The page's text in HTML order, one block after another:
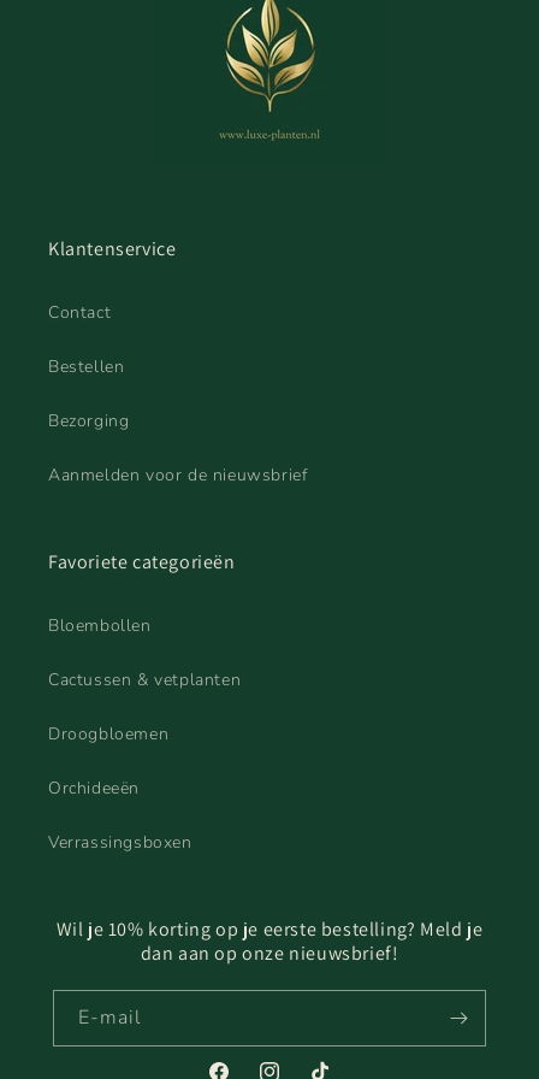
Klantenservice
Contact
Bestellen
Bezorging
Aanmelden voor de nieuwsbrief
Favoriete categorieën
Bloembollen
Cactussen & vetplanten
Droogbloemen
Orchideeën
Verrassingsboxen
Wil je 10% korting op je eerste bestelling? Meld je
dan aan op onze nieuwsbrief!
E‑mail